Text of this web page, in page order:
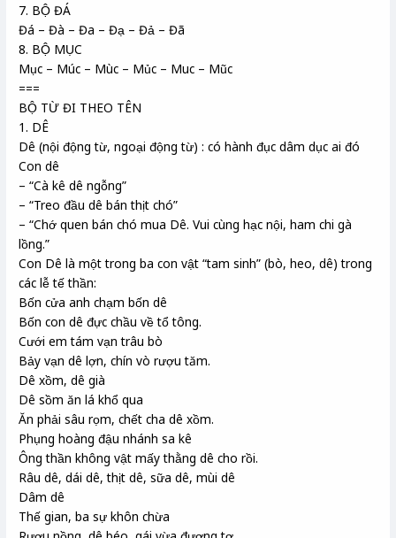
7. BỘ ĐÁ
Đá – Đà – Đa – Đạ – Đả – Đã
8. BỘ MỤC
Mục – Múc – Mùc – Mủc – Muc – Mũc
===
BỘ TỪ ĐI THEO TÊN
1. DÊ
Dê (nội động từ, ngoại động từ) : có hành đục dâm dục ai đó
Con dê
– “Cà kê dê ngỗng”
– “Treo đầu dê bán thịt chó”
– “Chớ quen bán chó mua Dê. Vui cùng hạc nội, ham chi gà
lồng.”
Con Dê là một trong ba con vật “tam sinh” (bò, heo, dê) trong
các lễ tế thần:
Bốn cửa anh chạm bốn dê
Bốn con dê đực chầu về tổ tông.
Cưới em tám vạn trâu bò
Bảy vạn dê lợn, chín vò rượu tăm.
Dê xồm, dê già
Dê sồm ăn lá khổ qua
Ăn phải sâu rọm, chết cha dê xồm.
Phụng hoàng đậu nhánh sa kê
Ông thần không vật mấy thằng dê cho rồi.
Râu dê, dái dê, thịt dê, sữa dê, mùi dê
Dâm dê
Thế gian, ba sự khôn chừa